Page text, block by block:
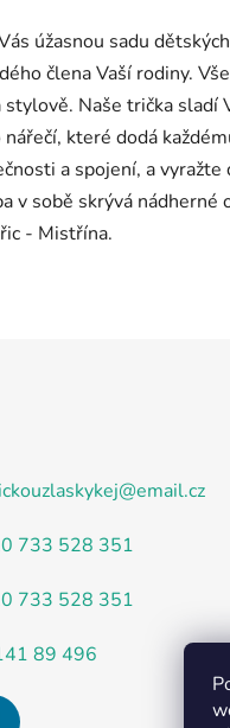
úžasnou sadu
člena Vaší rodiny.
Naše trička sladí
nářečí, které dodá
a spojení, a
v sobě skrývá
- Mistřína.
@email.cz
733 528 351
733 528 351
89 496